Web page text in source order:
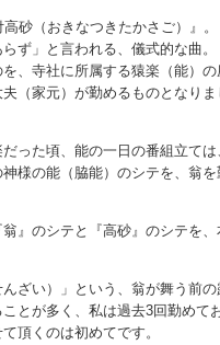
砂（おきなつきたかさご）』。
ず」と言われる、儀式的な曲。
、寺社に所属する猿楽（能）
（家元）が勤めるものとなり
った頃、能の一日の番組立て
様の能（脇能）のシテを、翁
』のシテと『高砂』のシテを
ざい）」という、翁が舞う前の
とが多く、私は過去3回勤めて
頂くのは初めてです。